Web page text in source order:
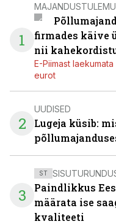
1
firmades käive
nii
E-Piimast
eurot
2
UUDISED
Lugeja küsib:
3
ST
Paindlikkus
määrata ise
kvaliteeti